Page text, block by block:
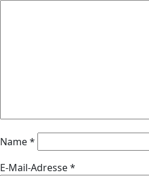
Name*
E-Mail-Adresse*